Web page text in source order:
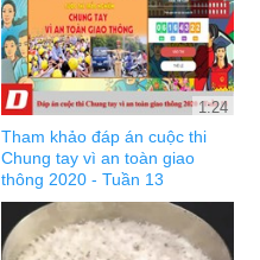
1:24
Tham khảo đáp án cuộc thi
Chung tay vì an toàn giao
thông 2020 - Tuần 13